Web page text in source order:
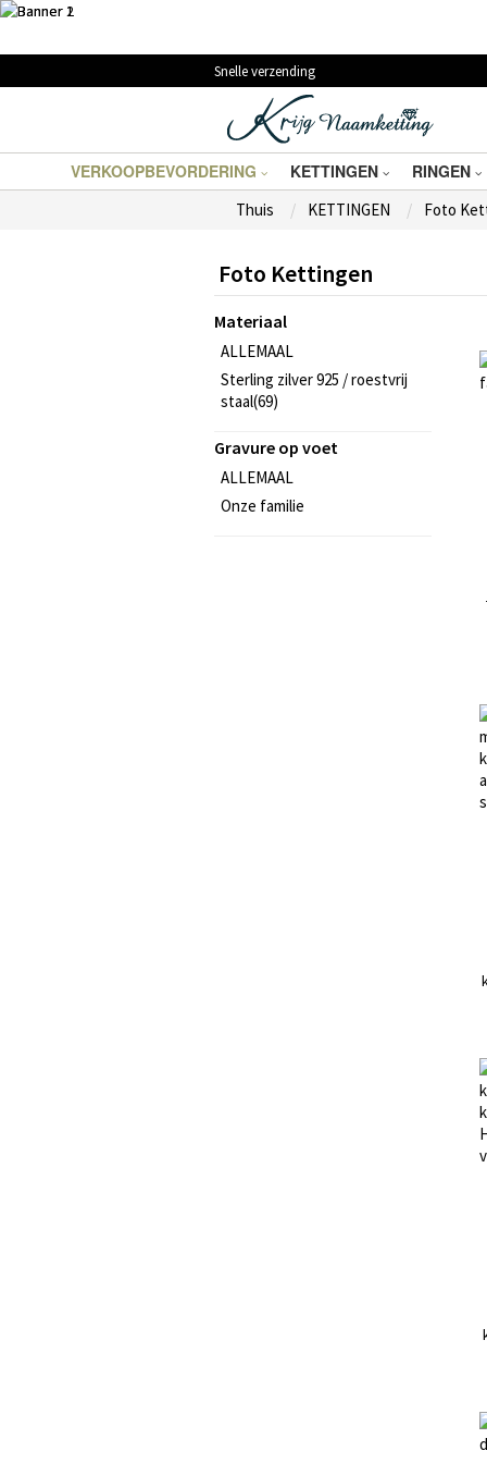
Snelle verzending
VERKOOPBEVORDERING KETTINGEN RINGEN
Thuis KETTINGEN Foto
Foto Kettingen
Materiaal
ALLEMAAL
Sterling zilver 925 / roestvrij
staal(69)
Gravure op voet
ALLEMAAL
Onze familie